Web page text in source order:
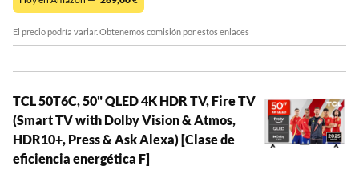
El precio podría variar. Obtenemos comisión por estos enlaces
TCL 50T6C, 50" QLED 4K HDR TV, Fire TV
(Smart TV with Dolby Vision & Atmos,
HDR10+, Press & Ask Alexa) [Clase de
eficiencia energética F]